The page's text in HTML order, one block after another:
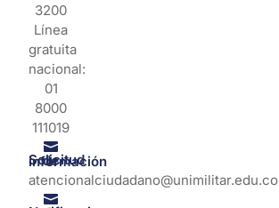
3200
Línea
gratuita
nacional:
01
8000
111019
Solicitud de información
atencionalciudadano@unimilitar.edu.co